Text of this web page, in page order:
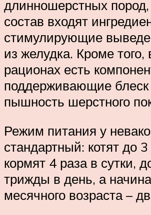
длинношерстных
состав входят
стимулирующие
из желудка. Кроме
рационах есть
поддерживающие блеск
пышность шерстного
Режим питания у
стандартный: котят до
кормят 4 раза в сутки,
трижды в день, а
месячного возраста –